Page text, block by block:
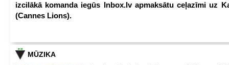
izcilākā komanda iegūs Inbox.lv apmaksātu ceļazīmi uz
(Cannes Lions).
MŪZIKA